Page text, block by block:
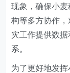
现象，确保小
构等多方协作
灾工作提供数
系。
为了更好地发